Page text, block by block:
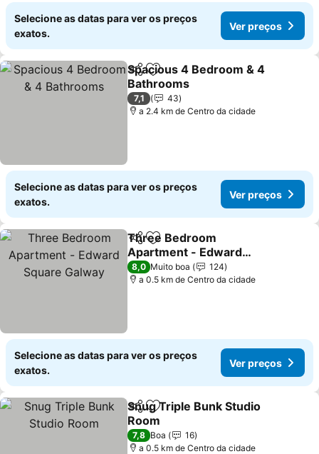
Selecione as datas para ver os preços
exatos.
Ver preços
PartilharAdicionar aos favoritos
Spacious 4 Bedroom & 4
Bathrooms
Ver preços
7,1
43
a 2.4 km de Centro da cidade
Selecione as datas para ver os preços
exatos.
Ver preços
PartilharAdicionar aos favoritos
Three Bedroom
Apartment - Edward
Square Galway
Ver preços
8,0 Muito boa
124
a 0.5 km de Centro da cidade
Selecione as datas para ver os preços
exatos.
Ver preços
PartilharAdicionar aos favoritos
Snug Triple Bunk Studio
Room
Ver preços
7,8 Boa
16
a 0.5 km de Centro da cidade